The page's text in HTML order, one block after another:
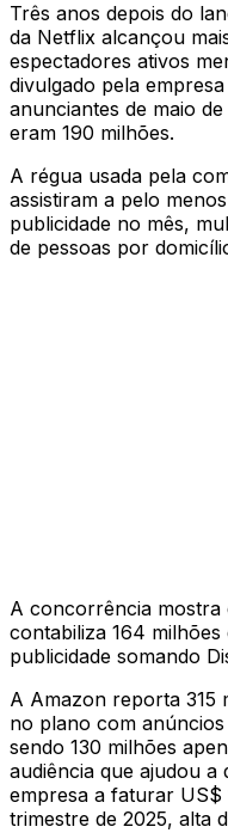
Três anos depois do
da Netflix alcançou
espectadores ativos
divulgado pela
anunciantes de maio
eram 190 milhões.
A régua usada pela
assistiram a pelo
publicidade no mês,
de pessoas por
A concorrência mostra
contabiliza 164
publicidade somando
A Amazon reporta 315
no plano com
sendo 130 milhões
audiência que ajudou a
empresa a faturar US$
trimestre de 2025, alta